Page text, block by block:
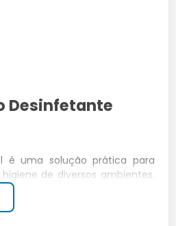
Desinfetante
é uma solução prática para
de diversos ambientes.
ele elimina germes e